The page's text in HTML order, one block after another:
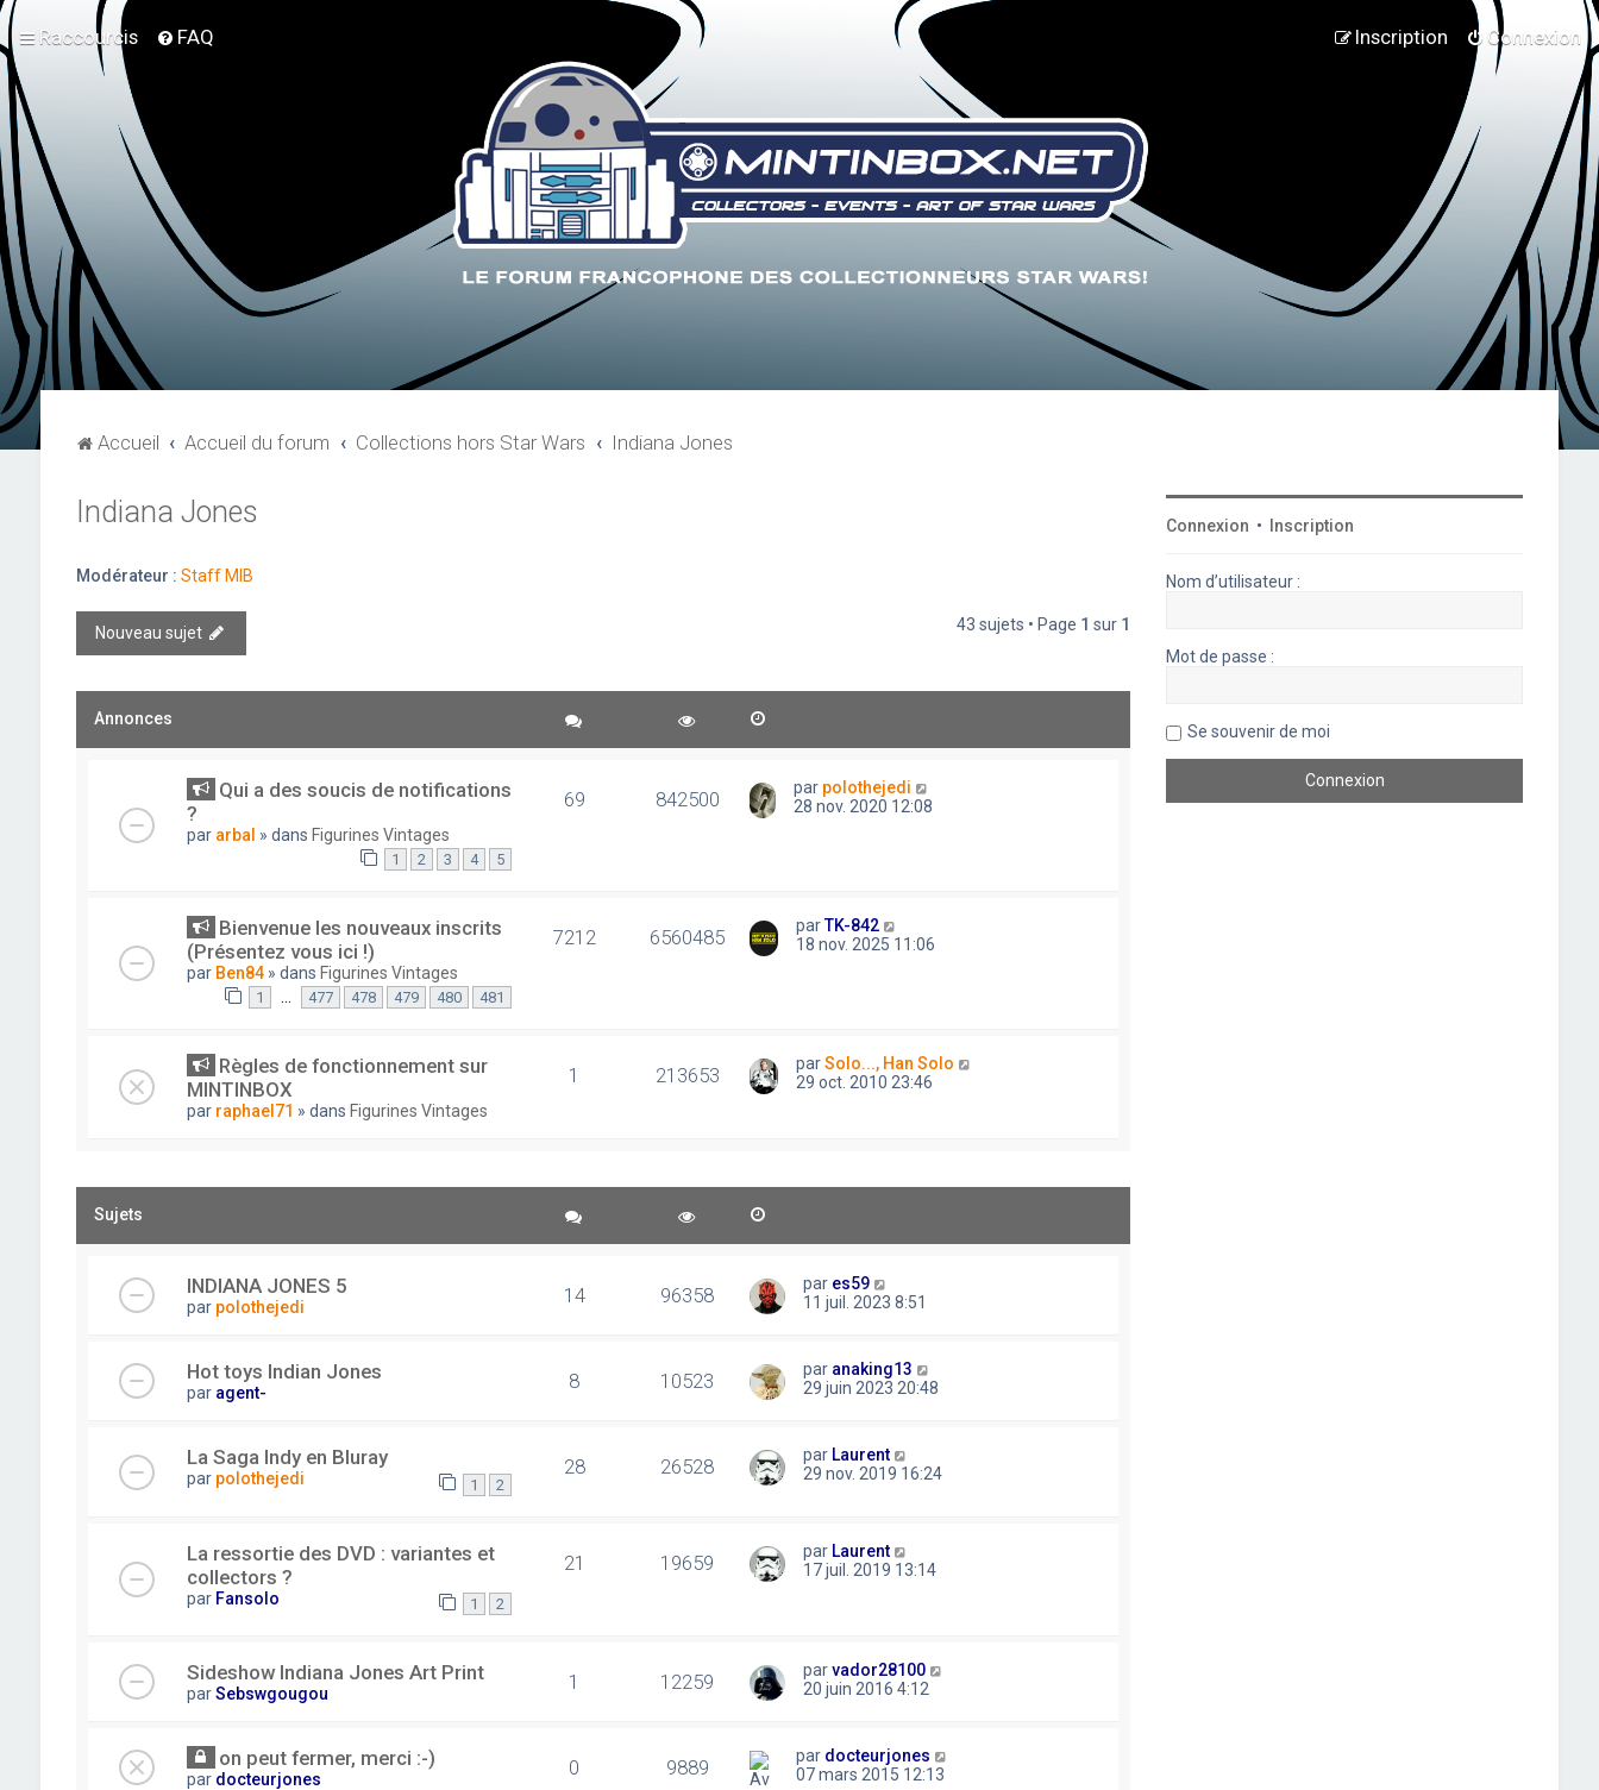
Raccourcis FAQ Connexion
Inscription
Accueil Accueil du forum Collections hors Star Wars Indiana Jones
Indiana Jones
Modérateur : Staff MIB
Nouveau sujet 43 sujets • Page 1 sur 1
Annonces
Qui a des soucis de notifications
?
par arbal » dans Figurines Vintages
1 2 3 4 5
69 842500 par polothejedi
28 nov. 2020 12:08
Bienvenue les nouveaux inscrits
(Présentez vous ici !)
par Ben84 » dans Figurines Vintages
1 … 477 478 479 480 481
7212 6560485 parTK-842
18 nov. 2025 11:06
Règles de fonctionnement sur
MINTINBOX
par raphael71 » dans Figurines Vintages
1 213653 parSolo..., Han Solo
29 oct. 2010 23:46
Sujets
INDIANA JONES 5
par polothejedi 14 96358 par es59
11 juil. 2023 8:51
Hot toys Indian Jones
par agent- 8 10523 par anaking13
29 juin 2023 20:48
La Saga Indy en Bluray
par polothejedi 1 2
28 26528 par Laurent
29 nov. 2019 16:24
La ressortie des DVD : variantes et
collectors ?
par Fansolo 1 2
21 19659 par Laurent
17 juil. 2019 13:14
Sideshow Indiana Jones Art Print
parSebswgougou 1 12259 parvador28100
20 juin 2016 4:12
on peut fermer, merci :-)
par docteurjones 0 9889 par docteurjones
07 mars 2015 12:13
Connexion • Inscription
Nom d’utilisateur :
Mot de passe :
Se souvenir de moi